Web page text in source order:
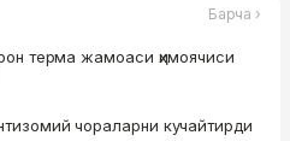
Барча ›
терма жамоаси ҳимоячиси
чораларни кучайтирди